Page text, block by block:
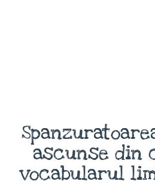
ascunse din
vocabularul